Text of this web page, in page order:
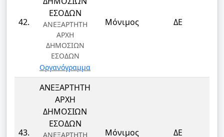
42.
ΕΣΟΔΩΝ
ΑΝΕΞΑΡΤΗΤΗ
ΑΡΧΗ
ΔΗΜΟΣΙΩΝ
ΕΣΟΔΩΝ
Οργανόγραμμα
Μόνιμος ΔΕ
43.
ΑΝΕΞΑΡΤΗΤΗ
ΑΡΧΗ
ΔΗΜΟΣΙΩΝ
ΕΣΟΔΩΝ
ΑΝΕΞΑΡΤΗΤΗ
Μόνιμος ΔΕ